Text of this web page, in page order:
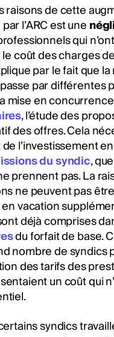
raisons de cette
l’ARC est une
qui
coût des charges
par le fait que
par différentes
mise en
, l’étude des
des offres. Cela
l’investissement
du syndic,
prennent pas. La
ne peuvent pas
vacation
déjà comprises
du forfait de base.
nombre de syndics
des tarifs des
un coût qui
syndics